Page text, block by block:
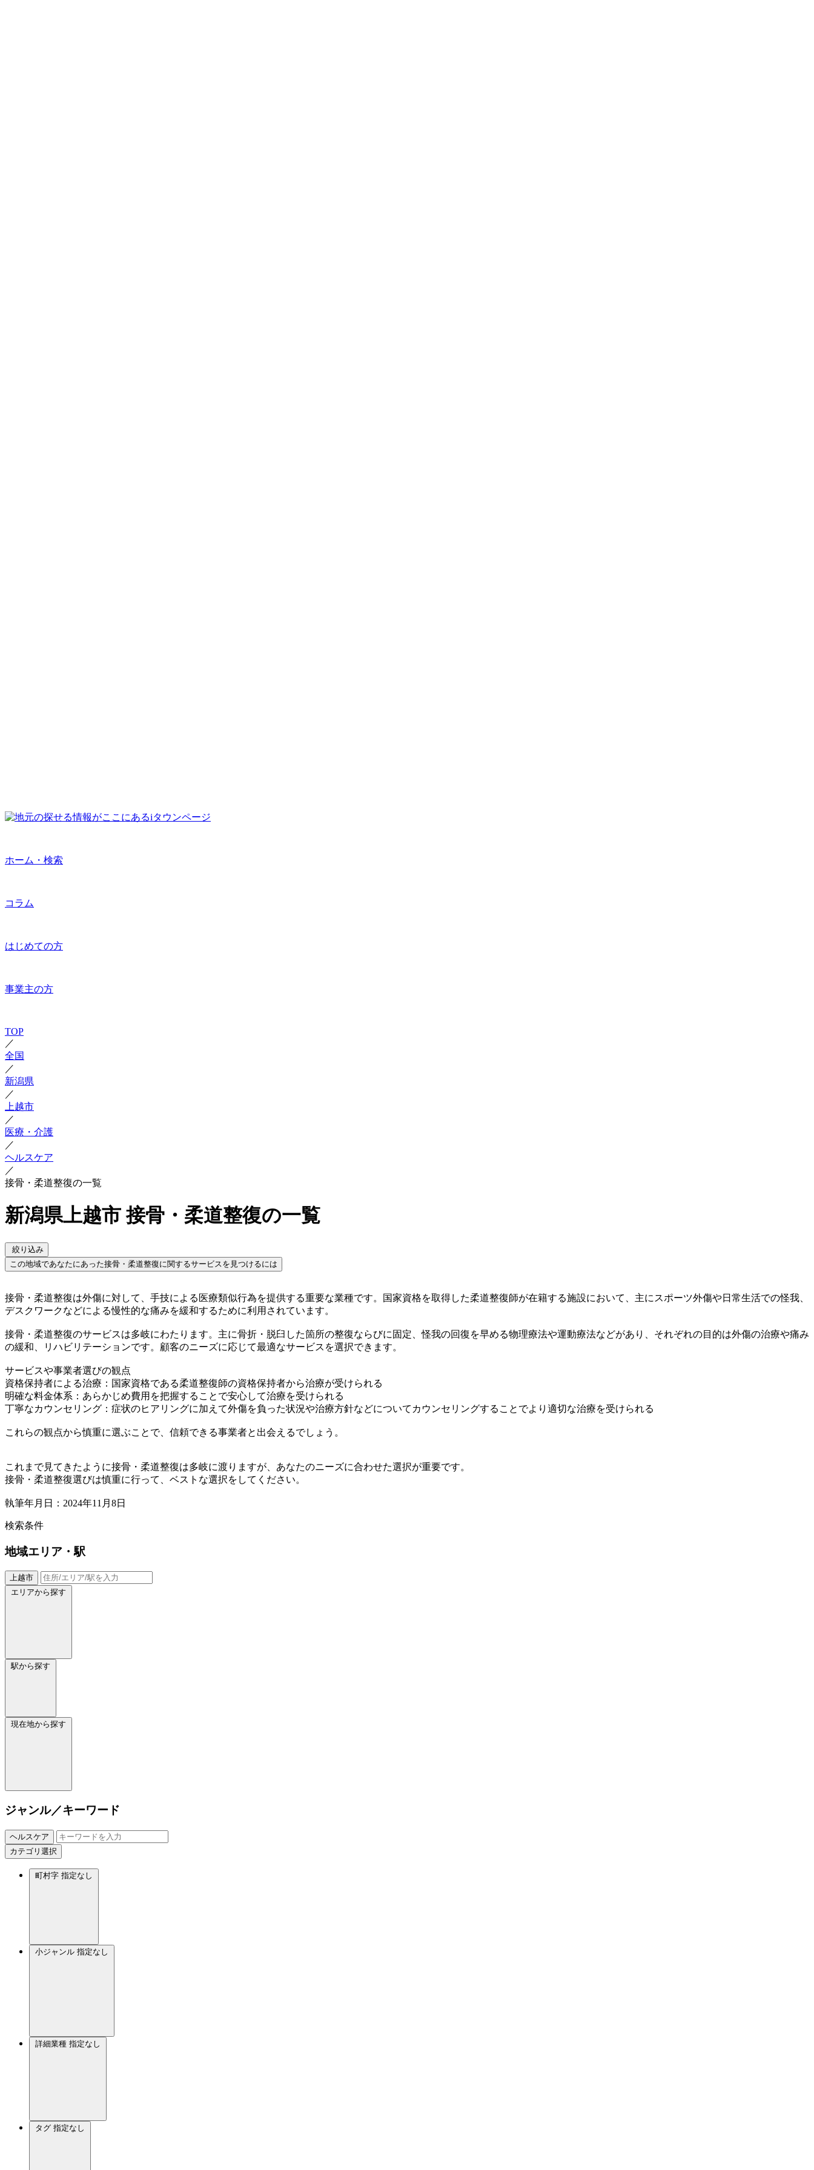
ホーム・検索
コラム
はじめての方
事業主の方
TOP
／
全国
／
新潟県
／
上越市
／
医療・介護
／
ヘルスケア
／
接骨・柔道整復の一覧
新潟県上越市 接骨・柔道整復の一覧
絞り込み
この地域であなたにあった接骨・柔道整復に関するサービスを見つけるには
接骨・柔道整復は外傷に対して、手技による医療類似行為を提供する重要な業種です。国家資格を取得した柔道整復師が在籍する施設において、主にスポーツ外傷や日常生活での怪我、
デスクワークなどによる慢性的な痛みを緩和するために利用されています。
接骨・柔道整復のサービスは多岐にわたります。主に骨折・脱臼した箇所の整復ならびに固定、怪我の回復を早める物理療法や運動療法などがあり、それぞれの目的は外傷の治療や痛み
の緩和、リハビリテーションです。顧客のニーズに応じて最適なサービスを選択できます。
サービスや事業者選びの観点
資格保持者による治療：国家資格である柔道整復師の資格保持者から治療が受けられる
明確な料金体系：あらかじめ費用を把握することで安心して治療を受けられる
丁寧なカウンセリング：症状のヒアリングに加えて外傷を負った状況や治療方針などについてカウンセリングすることでより適切な治療を受けられる
これらの観点から慎重に選ぶことで、信頼できる事業者と出会えるでしょう。
これまで見てきたように接骨・柔道整復は多岐に渡りますが、あなたのニーズに合わせた選択が重要です。
接骨・柔道整復選びは慎重に行って、ベストな選択をしてください。
執筆年月日：2024年11月8日
検索条件
地域エリア・駅
上越市
エリアから探す
駅から探す
現在地から探す
ジャンル／キーワード
ヘルスケア
カテゴリ選択
町村字 指定なし
小ジャンル 指定なし
詳細業種 指定なし
タグ 指定なし